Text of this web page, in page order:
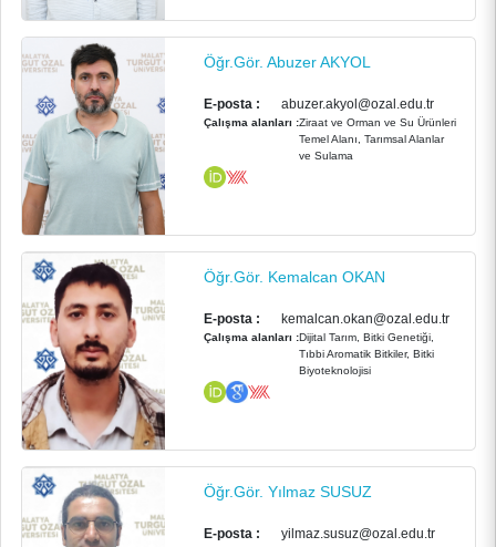
Öğr.Gör. Abuzer AKYOL
E-posta : abuzer.akyol@ozal.edu.tr
Çalışma alanları :Ziraat ve Orman ve Su Ürünleri
Temel Alanı, Tarımsal Alanlar
ve Sulama
Öğr.Gör. Kemalcan OKAN
E-posta : kemalcan.okan@ozal.edu.tr
Çalışma alanları :Dijital Tarım, Bitki Genetiği,
Tıbbi Aromatik Bitkiler, Bitki
Biyoteknolojisi
Öğr.Gör. Yılmaz SUSUZ
E-posta : yilmaz.susuz@ozal.edu.tr